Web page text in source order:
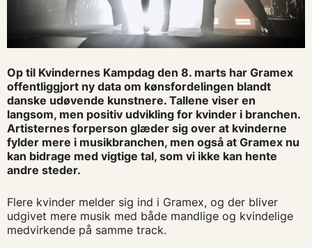
Op til Kvindernes Kampdag den 8. marts har Gramex
offentliggjort ny data om kønsfordelingen blandt
danske udøvende kunstnere. Tallene viser en
langsom, men positiv udvikling for kvinder i branchen.
Artisternes forperson glæder sig over at kvinderne
fylder mere i musikbranchen, men også at Gramex nu
kan bidrage med vigtige tal, som vi ikke kan hente
andre steder.
Flere kvinder melder sig ind i Gramex, og der bliver
udgivet mere musik med både mandlige og kvindelige
medvirkende på samme track.